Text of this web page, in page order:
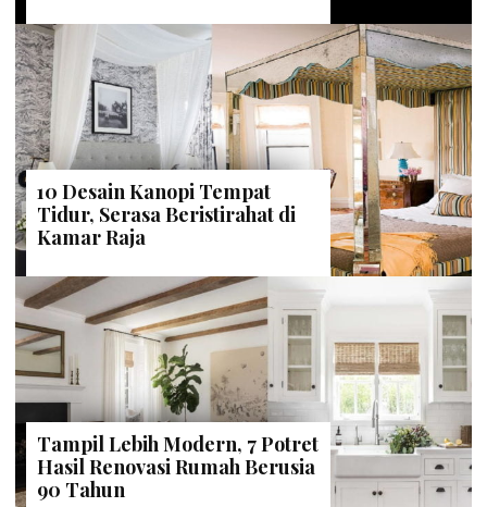
10 Desain Kanopi Tempat
Tidur, Serasa Beristirahat di
Kamar Raja
Tampil Lebih Modern, 7 Potret
Hasil Renovasi Rumah Berusia
90 Tahun